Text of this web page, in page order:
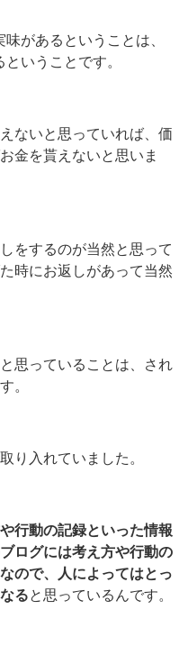
があるということは、
いうことです。
ないと思っていれば、価
金を貰えないと思いま
をするのが当然と思って
時にお返しがあって当然
思っていることは、され
。
り入れていました。
行動の記録といった情報
ログには考え方や行動の
ので、人によってはとっ
ると思っているんです。